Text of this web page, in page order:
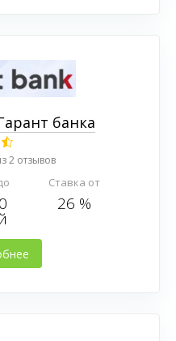
банка
2 отзывов
Ставка от
26 %